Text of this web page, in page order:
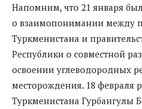
Напомним, что 21 января
о взаимопонимании между
Туркменистана и
Республики о совместной
освоении углеводородных
месторождения. 18 февраля
Туркменистана Гурбангулы